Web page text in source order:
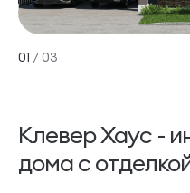
01 /03
Клевер Хаус -
дома с